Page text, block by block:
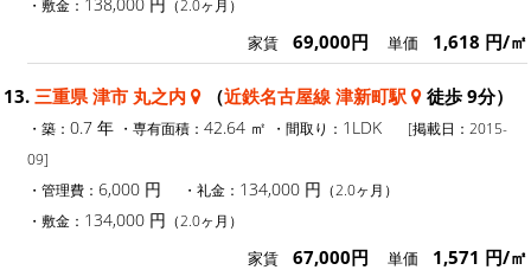
・敷金：
（2.0ヶ月）
家賃 69,000円 単価 1,618 円/㎡
13. 三重県 津市 丸之内 （近鉄名古屋線 津新町駅 徒歩 9分）
・築： 0.7 年 ・専有面積： 42.64 ㎡ ・間取り： 1LDK
[掲載日：2015-
09]
・管理費： 6,000 円 ・礼金： 134,000 円 （2.0ヶ月）
・敷金： 134,000 円 （2.0ヶ月）
家賃 67,000円 単価 1,571 円/㎡